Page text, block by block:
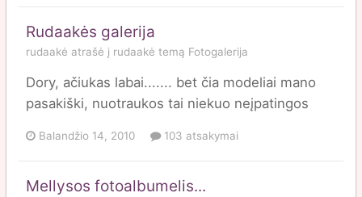
Rudaakės galerija
rudaakė atrašė į rudaakė temą Fotogalerija
Dory, ačiukas labai....... bet čia modeliai mano
pasakiški, nuotraukos tai niekuo neįpatingos
Balandžio 14, 2010 103 atsakymai
Mellysos fotoalbumelis...